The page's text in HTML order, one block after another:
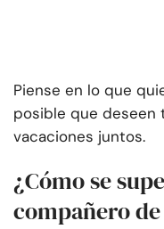
Piense en lo que
posible que deseen
vacaciones juntos.
¿Cómo se
compañero